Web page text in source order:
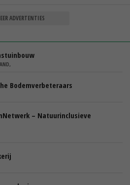
ADVERTENTIES
Bodemverbeteraars
– Natuurinclusieve